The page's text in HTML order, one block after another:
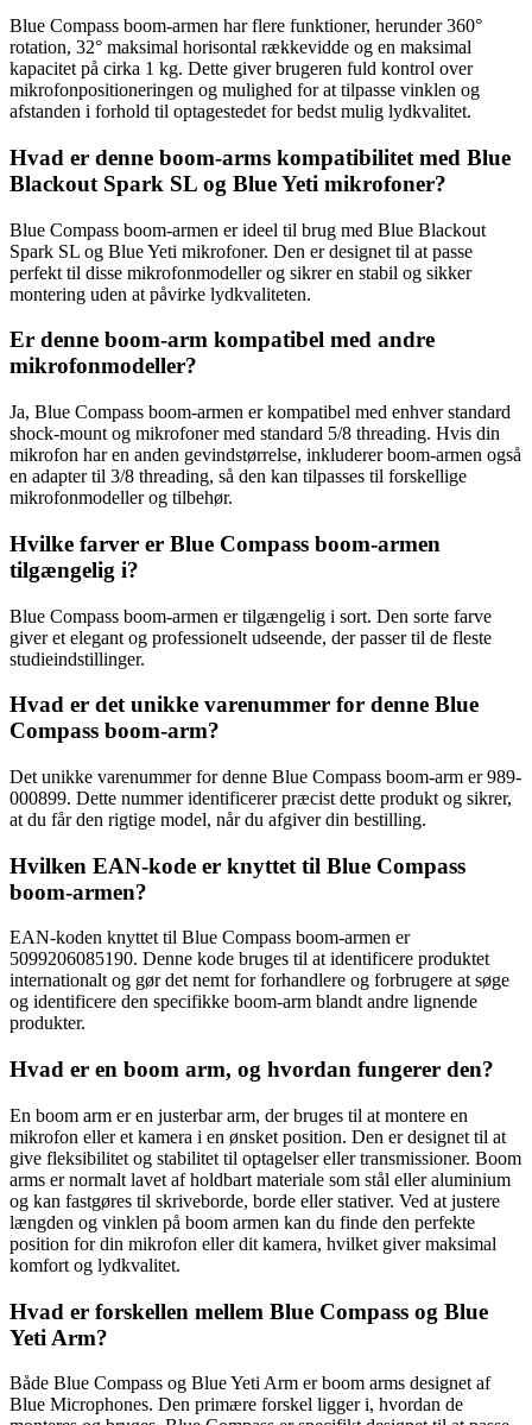
Blue Compass boom-armen har flere funktioner, herunder 360°
rotation, 32° maksimal horisontal rækkevidde og en maksimal
kapacitet på cirka 1 kg. Dette giver brugeren fuld kontrol over
mikrofonpositioneringen og mulighed for at tilpasse vinklen og
afstanden i forhold til optagestedet for bedst mulig lydkvalitet.
Hvad er denne boom-arms kompatibilitet med Blue
Blackout Spark SL og Blue Yeti mikrofoner?
Blue Compass boom-armen er ideel til brug med Blue Blackout
Spark SL og Blue Yeti mikrofoner. Den er designet til at passe
perfekt til disse mikrofonmodeller og sikrer en stabil og sikker
montering uden at påvirke lydkvaliteten.
Er denne boom-arm kompatibel med andre
mikrofonmodeller?
Ja, Blue Compass boom-armen er kompatibel med enhver standard
shock-mount og mikrofoner med standard 5/8 threading. Hvis din
mikrofon har en anden gevindstørrelse, inkluderer boom-armen også
en adapter til 3/8 threading, så den kan tilpasses til forskellige
mikrofonmodeller og tilbehør.
Hvilke farver er Blue Compass boom-armen
tilgængelig i?
Blue Compass boom-armen er tilgængelig i sort. Den sorte farve
giver et elegant og professionelt udseende, der passer til de fleste
studieindstillinger.
Hvad er det unikke varenummer for denne Blue
Compass boom-arm?
Det unikke varenummer for denne Blue Compass boom-arm er 989-
000899. Dette nummer identificerer præcist dette produkt og sikrer,
at du får den rigtige model, når du afgiver din bestilling.
Hvilken EAN-kode er knyttet til Blue Compass
boom-armen?
EAN-koden knyttet til Blue Compass boom-armen er
5099206085190. Denne kode bruges til at identificere produktet
internationalt og gør det nemt for forhandlere og forbrugere at søge
og identificere den specifikke boom-arm blandt andre lignende
produkter.
Hvad er en boom arm, og hvordan fungerer den?
En boom arm er en justerbar arm, der bruges til at montere en
mikrofon eller et kamera i en ønsket position. Den er designet til at
give fleksibilitet og stabilitet til optagelser eller transmissioner. Boom
arms er normalt lavet af holdbart materiale som stål eller aluminium
og kan fastgøres til skriveborde, borde eller stativer. Ved at justere
længden og vinklen på boom armen kan du finde den perfekte
position for din mikrofon eller dit kamera, hvilket giver maksimal
komfort og lydkvalitet.
Hvad er forskellen mellem Blue Compass og Blue
Yeti Arm?
Både Blue Compass og Blue Yeti Arm er boom arms designet af
Blue Microphones. Den primære forskel ligger i, hvordan de